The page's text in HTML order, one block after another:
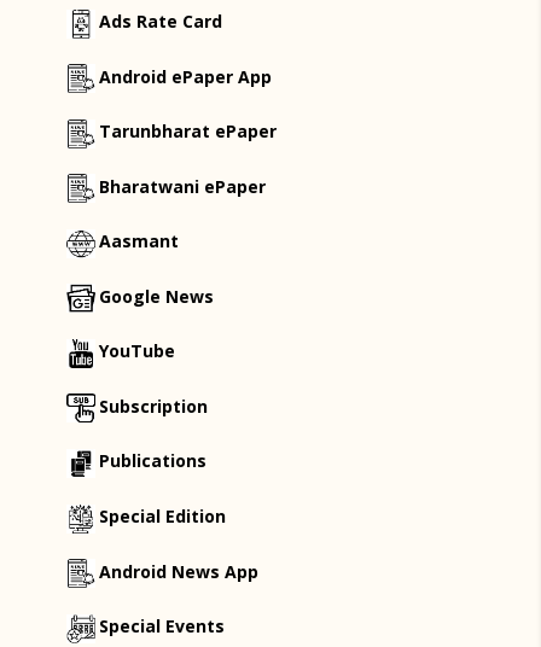
Ads Rate Card
Android ePaper App
Tarunbharat ePaper
Bharatwani ePaper
Aasmant
Google News
YouTube
Subscription
Publications
Special Edition
Android News App
Special Events